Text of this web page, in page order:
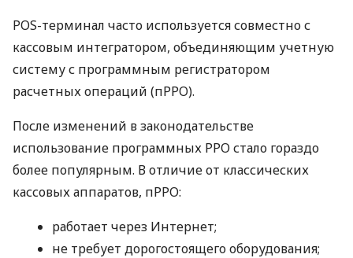
POS-терминал часто используется совместно с
кассовым интегратором, объединяющим учетную
систему с программным регистратором
расчетных операций (пРРО).
После изменений в законодательстве
использование программных РРО стало гораздо
более популярным. В отличие от классических
кассовых аппаратов, пРРО:
работает через Интернет;
не требует дорогостоящего оборудования;